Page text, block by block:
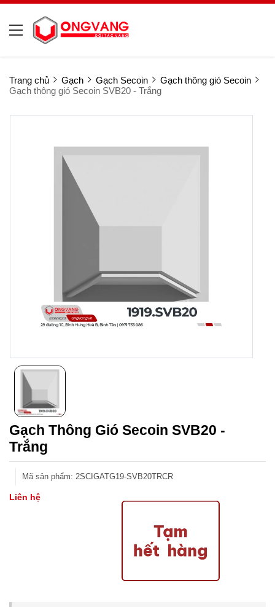
Trang chủ Gạch Gạch Secoin
Gạch thông gió Secoin
Gạch thông gió Secoin SVB20 - Trắng
Gạch Thông Gió Secoin SVB20 -
Trắng
Mã sản phẩm: 2SCIGATG19-SVB20TRCR
Liên hệ